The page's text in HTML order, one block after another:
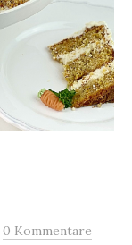
0 Kommentare